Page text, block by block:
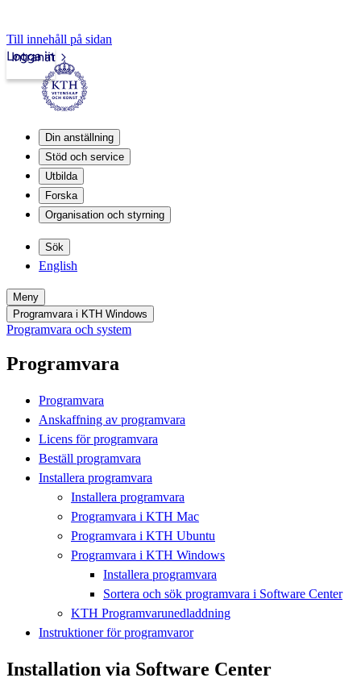
Till innehåll på sidan
Intranät
Logga in
Din anställning
Stöd och service
Utbilda
Forska
Organisation och styrning
Sök
English
Meny
Programvara i KTH Windows
Programvara och system
Programvara
Programvara
Anskaffning av programvara
Licens för programvara
Beställ programvara
Installera programvara
Installera programvara
Programvara i KTH Mac
Programvara i KTH Ubuntu
Programvara i KTH Windows
Installera programvara
Sortera och sök programvara i Software Center
KTH Programvarunedladdning
Instruktioner för programvaror
Installation via Software Center